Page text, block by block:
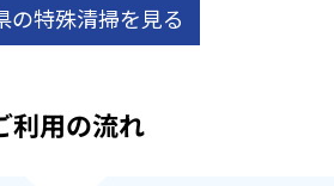
の特殊清掃を見る
利用の流れ